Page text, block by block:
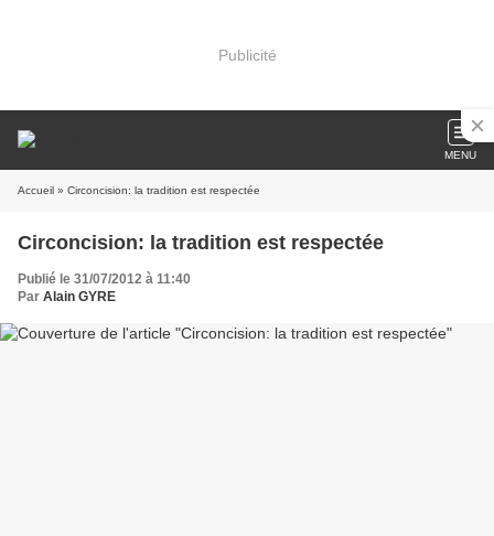
Publicité
MENU
Accueil » Circoncision: la tradition est respectée
Circoncision: la tradition est respectée
Publié le 31/07/2012 à 11:40
Par Alain GYRE